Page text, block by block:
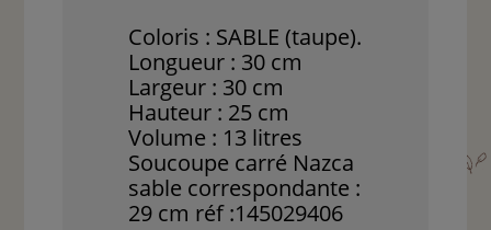
Coloris : SABLE (taupe).
Longueur : 30 cm
Largeur : 30 cm
Hauteur : 25 cm
Volume : 13 litres
Soucoupe carré Nazca
sable correspondante :
29 cm réf :145029406